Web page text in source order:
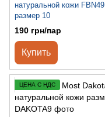
натуральной кожи FBN49
размер 10
190 грн/пар
Купить
ЦЕНА С НДС